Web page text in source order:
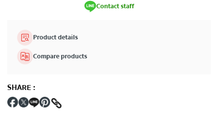
Contact staff
Product details
Compare products
SHARE: